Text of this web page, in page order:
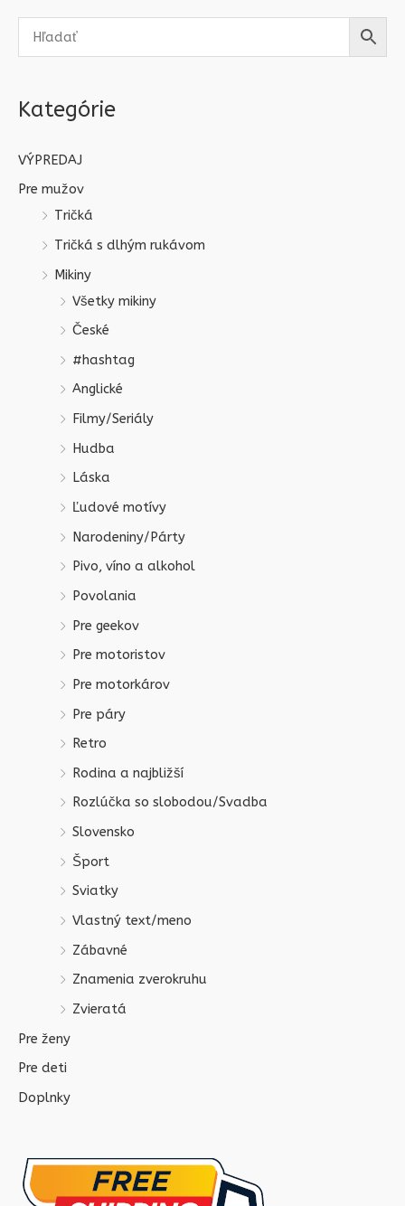
Kategórie
VÝPREDAJ
Pre mužov
Tričká
Tričká s dlhým rukávom
Mikiny
Všetky mikiny
České
#hashtag
Anglické
Filmy/Seriály
Hudba
Láska
Ľudové motívy
Narodeniny/Párty
Pivo, víno a alkohol
Povolania
Pre geekov
Pre motoristov
Pre motorkárov
Pre páry
Retro
Rodina a najbližší
Rozlúčka so slobodou/Svadba
Slovensko
Šport
Sviatky
Vlastný text/meno
Zábavné
Znamenia zverokruhu
Zvieratá
Pre ženy
Pre deti
Doplnky